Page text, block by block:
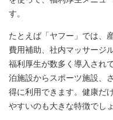
す。
たとえば「ヤフー」では、
費用補助、社内マッサージ
福利厚生が数多く導入され
泊施設からスポーツ施設、
得に利用できます。健康だ
やすいのも大きな特徴でしょ